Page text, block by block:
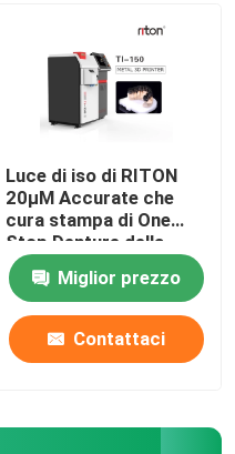
Luce di iso di RITON
20μM Accurate che
cura stampa di One
Stop Denture della
stampante 3D
Miglior prezzo
Contattaci